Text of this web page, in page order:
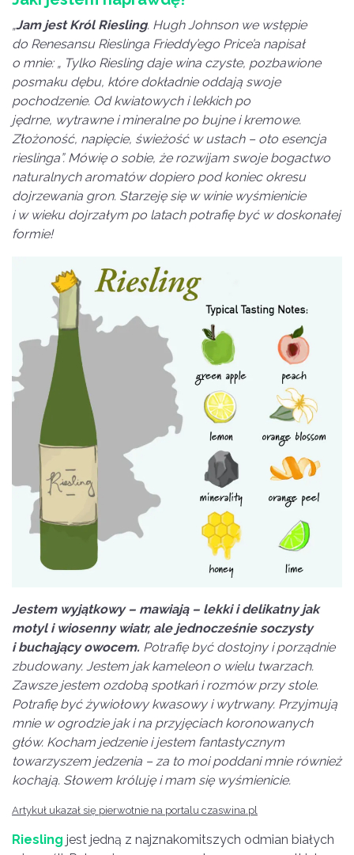
„Jam jest Król Riesling. Hugh Johnson we wstępie
do Renesansu Rieslinga Frieddy’ego Price’a napisał
o mnie: „ Tylko Riesling daje wina czyste, pozbawione
posmaku dębu, które dokładnie oddają swoje
pochodzenie. Od kwiatowych i lekkich po
jędrne, wytrawne i mineralne po bujne i kremowe.
Złożoność, napięcie, świeżość w ustach – oto esencja
rieslinga”. Mówię o sobie, że rozwijam swoje bogactwo
naturalnych aromatów dopiero pod koniec okresu
dojrzewania gron. Starzeję się w winie wyśmienicie
i w wieku dojrzałym po latach potrafię być w doskonałej
formie!
Jestem wyjątkowy – mawiają – lekki i delikatny jak
motyl i wiosenny wiatr, ale jednocześnie soczysty
i buchający owocem. Potrafię być dostojny i porządnie
zbudowany. Jestem jak kameleon o wielu twarzach.
Zawsze jestem ozdobą spotkań i rozmów przy stole.
Potrafię być żywiołowy kwasowy i wytrwany. Przyjmują
mnie w ogrodzie jak i na przyjęciach koronowanych
głów. Kocham jedzenie i jestem fantastycznym
towarzyszem jedzenia – za to moi poddani mnie również
kochają. Słowem króluję i mam się wyśmienicie.
Artykuł ukazał się pierwotnie na portalu czaswina.pl
Riesling jest jedną z najznakomitszych odmian białych